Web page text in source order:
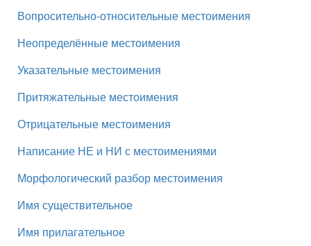
Вопросительно-относительные местоимения
Неопределённые местоимения
Указательные местоимения
Притяжательные местоимения
Отрицательные местоимения
Написание НЕ и НИ с местоимениями
Морфологический разбор местоимения
Имя существительное
Имя прилагательное